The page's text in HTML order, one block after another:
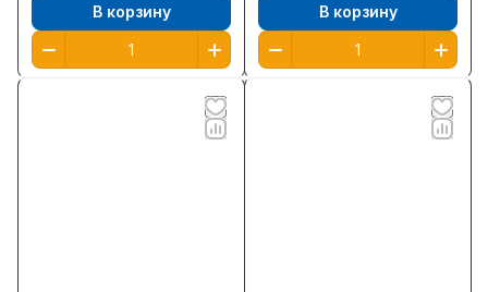
В корзину В корзину